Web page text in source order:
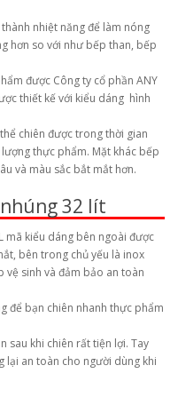
nhiệt năng để làm nóng
hơn so với như bếp than, bếp
được Công ty cổ phần ANY
thiết kế với kiểu dáng hình
chiên được trong thời gian
thực phẩm. Mặt khác bếp
và màu sắc bắt mắt hơn.
32 lít
mã kiểu dáng bên ngoài được
bên trong chủ yếu là inox
vệ sinh và đảm bảo an toàn
để bạn chiên nhanh thực phẩm
sau khi chiên rất tiện lợi. Tay
lại an toàn cho người dùng khi